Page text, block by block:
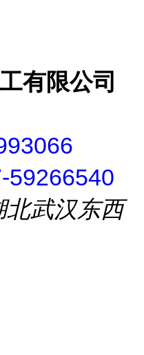
有限公司
59266540
北武汉东西